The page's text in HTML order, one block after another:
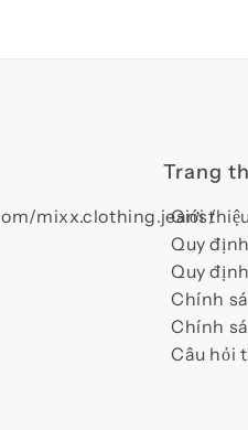
mixx.clothing.jeans/
Trang
Giới
Quy
Quy
Chính
Chính
Câu hỏi